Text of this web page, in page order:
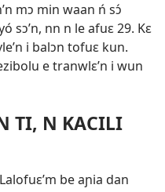
mɔ min waan ń sɔ́
sɔ’n, nn n le afuɛ 29. Kɛ
i balɔn tofuɛ kun.
e tranwlɛ’n i wun
TI, N KACILI
be aɲia dan